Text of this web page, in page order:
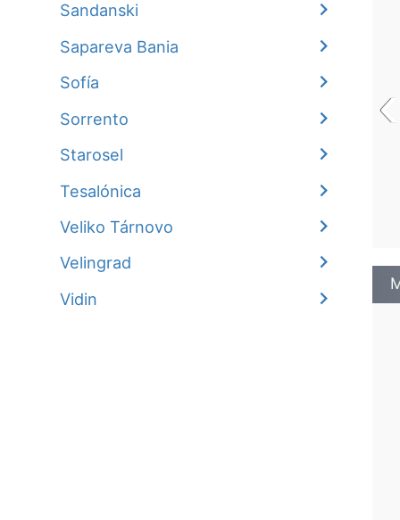
Sandanski
Sapareva Bania
Sofía
Sorrento
Starosel
Tesalónica
Veliko Tárnovo
Velingrad
Vidin
‹